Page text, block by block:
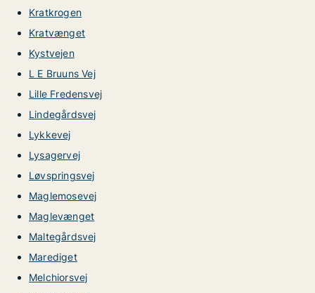
Kratkrogen
Kratvænget
Kystvejen
L E Bruuns Vej
Lille Fredensvej
Lindegårdsvej
Lykkevej
Lysagervej
Løvspringsvej
Maglemosevej
Maglevænget
Maltegårdsvej
Marediget
Melchiorsvej